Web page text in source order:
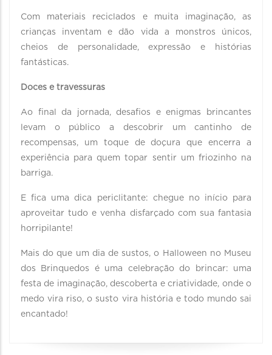
Com materiais reciclados e muita imaginação, as
crianças inventam e dão vida a monstros únicos,
cheios de personalidade, expressão e histórias
fantásticas.
Doces e travessuras
Ao final da jornada, desafios e enigmas brincantes
levam o público a descobrir um cantinho de
recompensas, um toque de doçura que encerra a
experiência para quem topar sentir um friozinho na
barriga.
E fica uma dica periclitante: chegue no início para
aproveitar tudo e venha disfarçado com sua fantasia
horripilante!
Mais do que um dia de sustos, o Halloween no Museu
dos Brinquedos é uma celebração do brincar: uma
festa de imaginação, descoberta e criatividade, onde o
medo vira riso, o susto vira história e todo mundo sai
encantado!